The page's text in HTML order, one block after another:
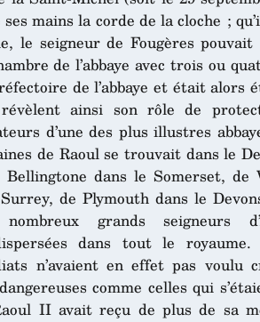
ses mains la corde de la cloche ;
le seigneur de Fougères
de l’abbaye avec trois ou
de l’abbaye et était alors
révèlent ainsi son rôle de
d’une des plus illustres
de Raoul se trouvait dans le
dans le Somerset, de
de Plymouth dans le
nombreux grands seigneurs
dans tout le
n’avaient en effet pas
comme celles qui
II avait reçu de plus de sa